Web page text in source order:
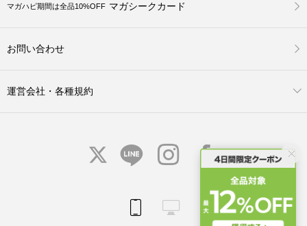
マガハピ期間は全品10%OFF マガシークカード
お問い合わせ
運営会社・各種規約